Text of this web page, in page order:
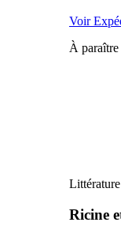
Voir
À paraître
Ricine